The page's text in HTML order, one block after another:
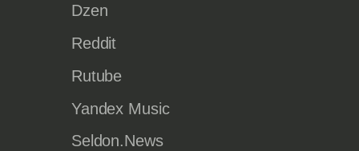
Dzen
Reddit
Rutube
Yandex Music
Seldon.News